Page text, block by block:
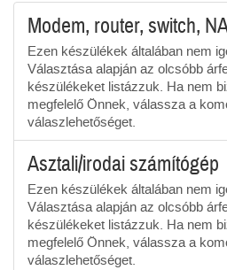
Modem, router, switch,
Ezen készülékek általában nem
Választása alapján az olcsóbb
készülékeket listázzuk. Ha nem
megfelelő Önnek, válassza a
válaszlehetőséget.
Asztali/irodai számítógép
Ezen készülékek általában nem
Választása alapján az olcsóbb
készülékeket listázzuk. Ha nem
megfelelő Önnek, válassza a
válaszlehetőséget.